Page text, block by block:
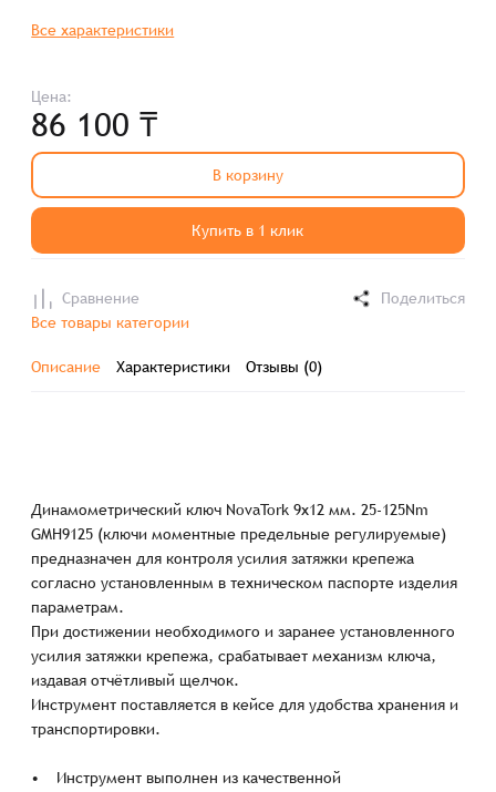
Все характеристики
Цена:
86 100 ₸
В корзину
Купить в 1 клик
Сравнение
Поделиться
Все товары категории
Описание Характеристики Отзывы (0)
Динамометрический ключ NovaTork 9х12 мм. 25-125Nm
GMH9125 (ключи моментные предельные регулируемые)
предназначен для контроля усилия затяжки крепежа
согласно установленным в техническом паспорте изделия
параметрам.
При достижении необходимого и заранее установленного
усилия затяжки крепежа, срабатывает механизм ключа,
издавая отчётливый щелчок.
Инструмент поставляется в кейсе для удобства хранения и
транспортировки.
• Инструмент выполнен из качественной